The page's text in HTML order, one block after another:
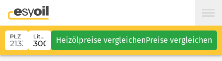
PLZ Liter Heizölpreise vergleichenPreise vergleichen